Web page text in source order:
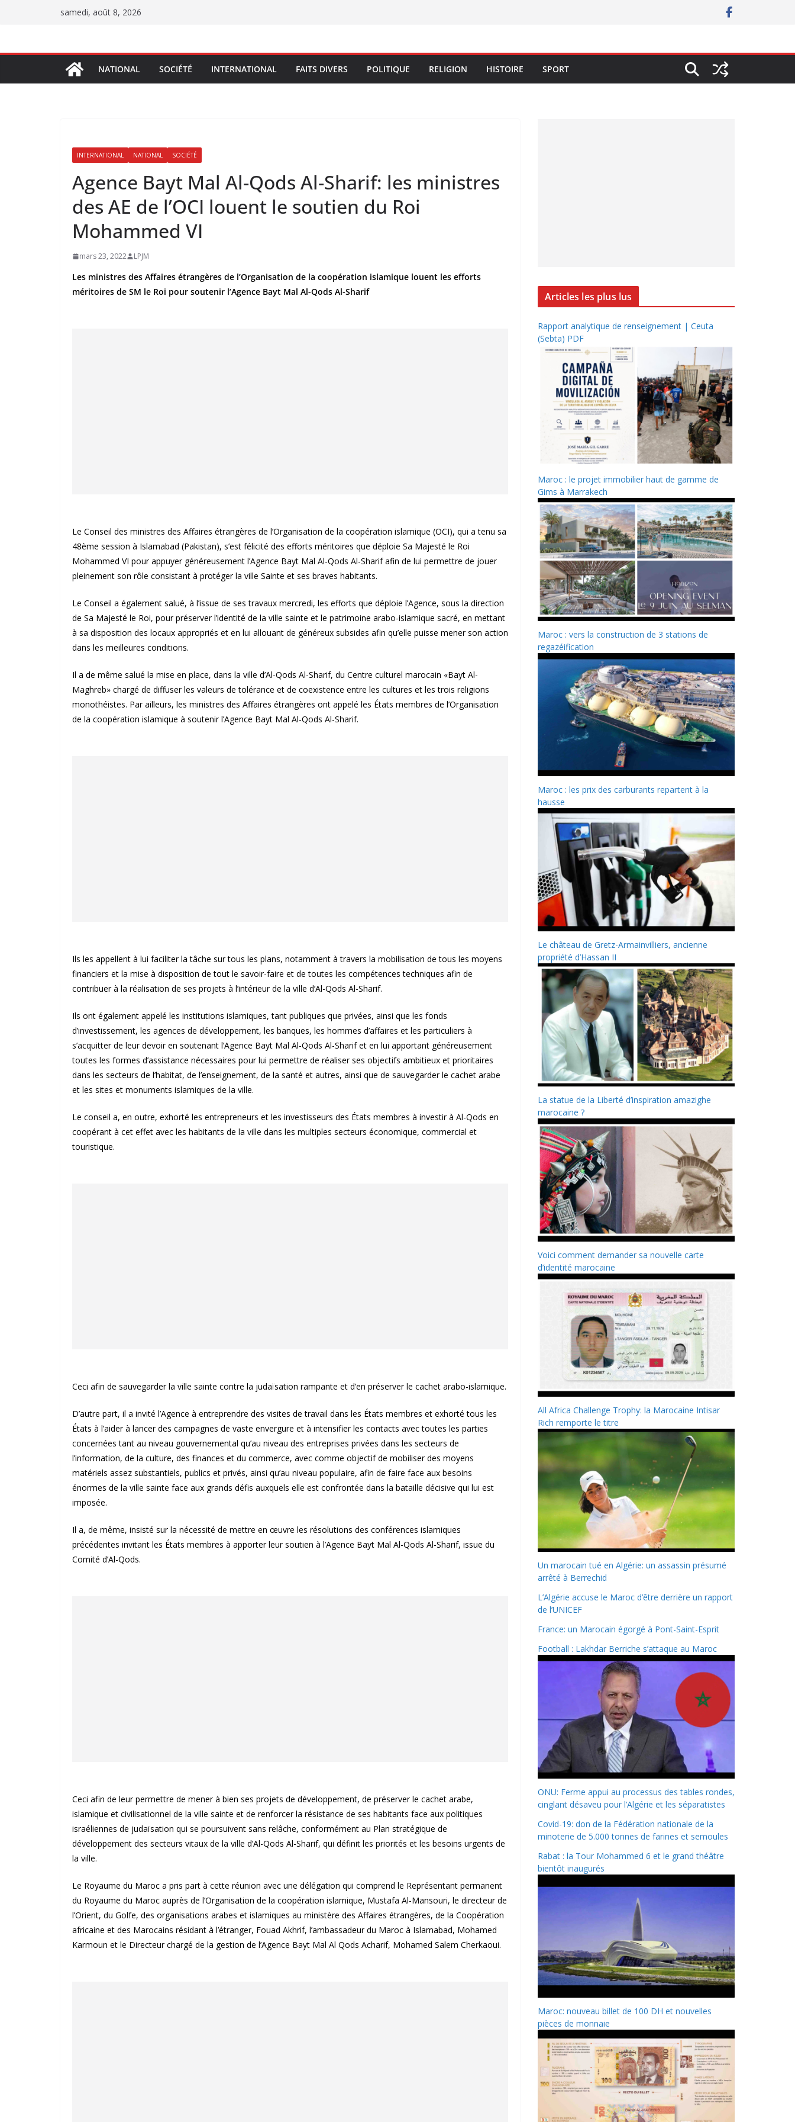
samedi, août 8, 2026
NATIONAL SOCIÉTÉ INTERNATIONAL FAITS DIVERS POLITIQUE RELIGION HISTOIRE SPORT
INTERNATIONAL NATIONAL SOCIÉTÉ
Agence Bayt Mal Al-Qods Al-Sharif: les ministres
des AE de l’OCI louent le soutien du Roi
Mohammed VI
mars 23, 2022 LPJM
Les ministres des Affaires étrangères de l’Organisation de la coopération islamique louent les efforts
méritoires de SM le Roi pour soutenir l’Agence Bayt Mal Al-Qods Al-Sharif
Le Conseil des ministres des Affaires étrangères de l’Organisation de la coopération islamique (OCI), qui a tenu sa
48ème session à Islamabad (Pakistan), s’est félicité des efforts méritoires que déploie Sa Majesté le Roi
Mohammed VI pour appuyer généreusement l’Agence Bayt Mal Al-Qods Al-Sharif afin de lui permettre de jouer
pleinement son rôle consistant à protéger la ville Sainte et ses braves habitants.
Le Conseil a également salué, à l’issue de ses travaux mercredi, les efforts que déploie l’Agence, sous la direction
de Sa Majesté le Roi, pour préserver l’identité de la ville sainte et le patrimoine arabo-islamique sacré, en mettant
à sa disposition des locaux appropriés et en lui allouant de généreux subsides afin qu’elle puisse mener son action
dans les meilleures conditions.
Il a de même salué la mise en place, dans la ville d’Al-Qods Al-Sharif, du Centre culturel marocain «Bayt Al-
Maghreb» chargé de diffuser les valeurs de tolérance et de coexistence entre les cultures et les trois religions
monothéistes. Par ailleurs, les ministres des Affaires étrangères ont appelé les États membres de l’Organisation
de la coopération islamique à soutenir l’Agence Bayt Mal Al-Qods Al-Sharif.
Ils les appellent à lui faciliter la tâche sur tous les plans, notamment à travers la mobilisation de tous les moyens
financiers et la mise à disposition de tout le savoir-faire et de toutes les compétences techniques afin de
contribuer à la réalisation de ses projets à l’intérieur de la ville d’Al-Qods Al-Sharif.
Ils ont également appelé les institutions islamiques, tant publiques que privées, ainsi que les fonds
d’investissement, les agences de développement, les banques, les hommes d’affaires et les particuliers à
s’acquitter de leur devoir en soutenant l’Agence Bayt Mal Al-Qods Al-Sharif et en lui apportant généreusement
toutes les formes d’assistance nécessaires pour lui permettre de réaliser ses objectifs ambitieux et prioritaires
dans les secteurs de l’habitat, de l’enseignement, de la santé et autres, ainsi que de sauvegarder le cachet arabe
et les sites et monuments islamiques de la ville.
Le conseil a, en outre, exhorté les entrepreneurs et les investisseurs des États membres à investir à Al-Qods en
coopérant à cet effet avec les habitants de la ville dans les multiples secteurs économique, commercial et
touristique.
Ceci afin de sauvegarder la ville sainte contre la judaïsation rampante et d’en préserver le cachet arabo-islamique.
D’autre part, il a invité l’Agence à entreprendre des visites de travail dans les États membres et exhorté tous les
États à l’aider à lancer des campagnes de vaste envergure et à intensifier les contacts avec toutes les parties
concernées tant au niveau gouvernemental qu’au niveau des entreprises privées dans les secteurs de
l’information, de la culture, des finances et du commerce, avec comme objectif de mobiliser des moyens
matériels assez substantiels, publics et privés, ainsi qu’au niveau populaire, afin de faire face aux besoins
énormes de la ville sainte face aux grands défis auxquels elle est confrontée dans la bataille décisive qui lui est
imposée.
Il a, de même, insisté sur la nécessité de mettre en œuvre les résolutions des conférences islamiques
précédentes invitant les États membres à apporter leur soutien à l’Agence Bayt Mal Al-Qods Al-Sharif, issue du
Comité d’Al-Qods.
Ceci afin de leur permettre de mener à bien ses projets de développement, de préserver le cachet arabe,
islamique et civilisationnel de la ville sainte et de renforcer la résistance de ses habitants face aux politiques
israéliennes de judaïsation qui se poursuivent sans relâche, conformément au Plan stratégique de
développement des secteurs vitaux de la ville d’Al-Qods Al-Sharif, qui définit les priorités et les besoins urgents de
la ville.
Le Royaume du Maroc a pris part à cette réunion avec une délégation qui comprend le Représentant permanent
du Royaume du Maroc auprès de l’Organisation de la coopération islamique, Mustafa Al-Mansouri, le directeur de
l’Orient, du Golfe, des organisations arabes et islamiques au ministère des Affaires étrangères, de la Coopération
africaine et des Marocains résidant à l’étranger, Fouad Akhrif, l’ambassadeur du Maroc à Islamabad, Mohamed
Karmoun et le Directeur chargé de la gestion de l’Agence Bayt Mal Al Qods Acharif, Mohamed Salem Cherkaoui.
Articles les plus lus
Rapport analytique de renseignement | Ceuta
(Sebta) PDF
Maroc : le projet immobilier haut de gamme de
Gims à Marrakech
Maroc : vers la construction de 3 stations de
regazéification
Maroc : les prix des carburants repartent à la
hausse
Le château de Gretz-Armainvilliers, ancienne
propriété d’Hassan II
La statue de la Liberté d’inspiration amazighe
marocaine ?
Voici comment demander sa nouvelle carte
d’identité marocaine
All Africa Challenge Trophy: la Marocaine Intisar
Rich remporte le titre
Un marocain tué en Algérie: un assassin présumé
arrêté à Berrechid
L’Algérie accuse le Maroc d’être derrière un rapport
de l’UNICEF
France: un Marocain égorgé à Pont-Saint-Esprit
Football : Lakhdar Berriche s’attaque au Maroc
ONU: Ferme appui au processus des tables rondes,
cinglant désaveu pour l’Algérie et les séparatistes
Covid-19: don de la Fédération nationale de la
minoterie de 5.000 tonnes de farines et semoules
Rabat : la Tour Mohammed 6 et le grand théâtre
bientôt inaugurés
Maroc: nouveau billet de 100 DH et nouvelles
pièces de monnaie